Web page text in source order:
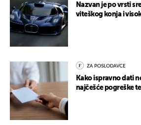
Nazvan je po vrsti
viteškog konja i
ZA POSLODAVCE
Kako ispravno dati
najčešće pogreške